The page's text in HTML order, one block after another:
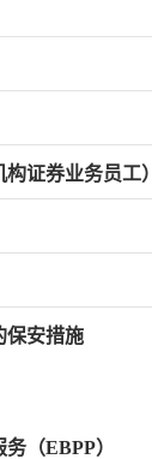
证券业务员工）
保安措施
（EBPP）